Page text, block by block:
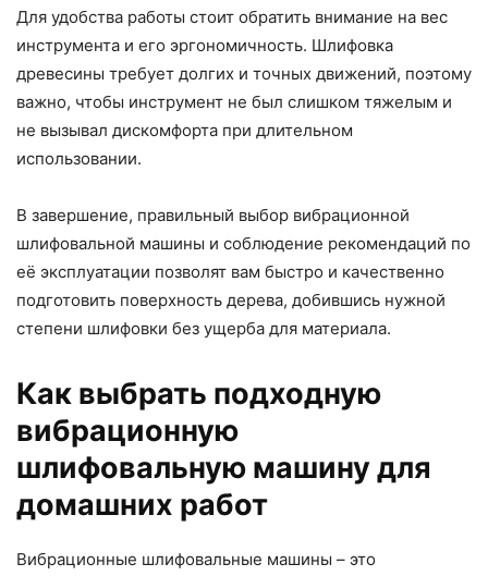
Для удобства работы стоит обратить внимание на вес
инструмента и его эргономичность. Шлифовка
древесины требует долгих и точных движений, поэтому
важно, чтобы инструмент не был слишком тяжелым и
не вызывал дискомфорта при длительном
использовании.
В завершение, правильный выбор вибрационной
шлифовальной машины и соблюдение рекомендаций по
её эксплуатации позволят вам быстро и качественно
подготовить поверхность дерева, добившись нужной
степени шлифовки без ущерба для материала.
Как выбрать подходную
вибрационную
шлифовальную машину для
домашних работ
Вибрационные шлифовальные машины – это